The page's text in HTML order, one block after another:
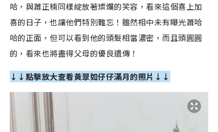
哈，與蕭正楠同樣綻放著燦爛的笑容，看來這個喜上加
喜的日子，也讓他們特別難忘！雖然相中未有曝光蕭哈
哈的正面，但可以看到他的頭髮相當濃密，而且頭圓圓
的，看來也將盡得父母的優良遺傳！
↓↓點擊放大查看黃翠如仔仔滿月的照片↓↓